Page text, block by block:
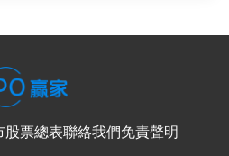
股票總表聯絡我們免責聲明